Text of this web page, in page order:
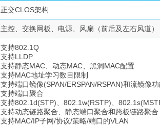
正交CLOS架构
主控、交换网板、电源、风扇（前后及左右风道）
支持802.1Q
支持LLDP
支持静态MAC、动态MAC、黑洞MAC配置
支持MAC地址学习数目限制
支持端口镜像(SPAN/ERSPAN/RSPAN)和流镜像
支持端口聚合
支持802.1d(STP)、802.1w(RSTP)、
支持动态链路聚合、静态端口聚合和跨板链路聚合
支持MAC/IP子网/协议/策略/端口的VLAN